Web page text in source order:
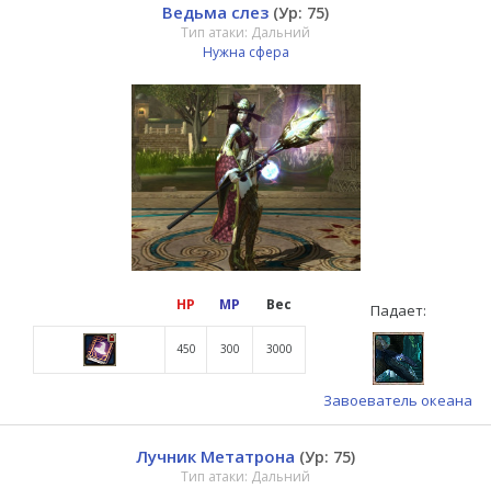
Ведьма слез (Ур: 75)
Тип атаки: Дальний
Нужна сфера
HP MP Вес
450 300 3000
Падает:
Завоеватель океана
Лучник Метатрона (Ур: 75)
Тип атаки: Дальний